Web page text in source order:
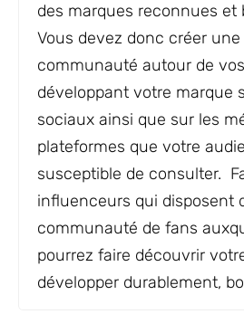
des marques reconnues et
Vous devez donc créer une
communauté autour de
développant votre marque
sociaux ainsi que sur les
plateformes que votre
susceptible de consulter.
influenceurs qui disposent
communauté de fans
pourrez faire découvrir
développer durablement,